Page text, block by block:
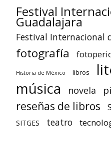
Festival
Guadalajara
Festival Internacional
fotografía
Historia de México libros
música novela
reseñas de libros
SITGES teatro